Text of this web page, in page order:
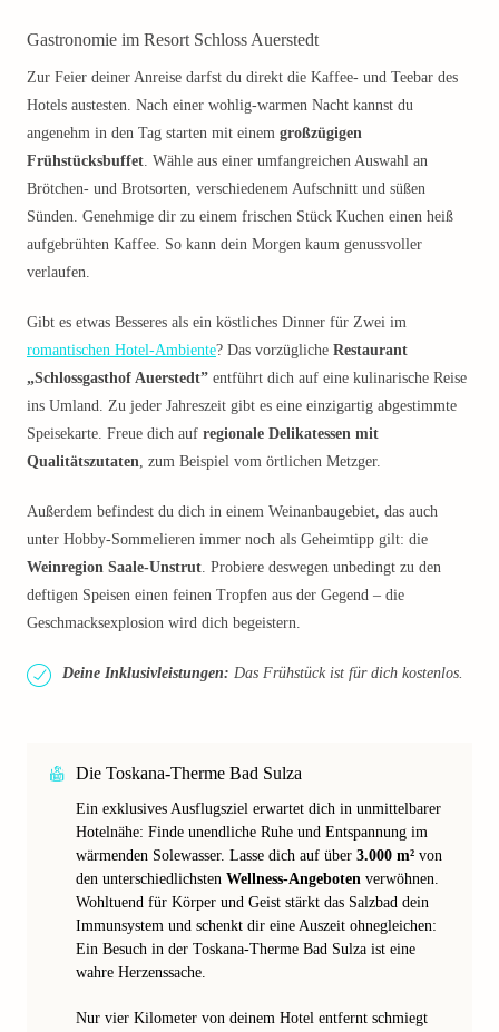
Gastronomie im Resort Schloss Auerstedt
Zur Feier deiner Anreise darfst du direkt die Kaffee- und Teebar des
Hotels austesten. Nach einer wohlig-warmen Nacht kannst du
angenehm in den Tag starten mit einem großzügigen
Frühstücksbuffet. Wähle aus einer umfangreichen Auswahl an
Brötchen- und Brotsorten, verschiedenem Aufschnitt und süßen
Sünden. Genehmige dir zu einem frischen Stück Kuchen einen heiß
aufgebrühten Kaffee. So kann dein Morgen kaum genussvoller
verlaufen.
Gibt es etwas Besseres als ein köstliches Dinner für Zwei im
romantischen Hotel-Ambiente? Das vorzügliche Restaurant
„Schlossgasthof Auerstedt” entführt dich auf eine kulinarische Reise
ins Umland. Zu jeder Jahreszeit gibt es eine einzigartig abgestimmte
Speisekarte. Freue dich auf regionale Delikatessen mit
Qualitätszutaten, zum Beispiel vom örtlichen Metzger.
Außerdem befindest du dich in einem Weinanbaugebiet, das auch
unter Hobby-Sommelieren immer noch als Geheimtipp gilt: die
Weinregion Saale-Unstrut. Probiere deswegen unbedingt zu den
deftigen Speisen einen feinen Tropfen aus der Gegend – die
Geschmacksexplosion wird dich begeistern.
Deine Inklusivleistungen: Das Frühstück ist für dich kostenlos.
Die Toskana-Therme Bad Sulza
Ein exklusives Ausflugsziel erwartet dich in unmittelbarer
Hotelnähe: Finde unendliche Ruhe und Entspannung im
wärmenden Solewasser. Lasse dich auf über 3.000 m² von
den unterschiedlichsten Wellness-Angeboten verwöhnen.
Wohltuend für Körper und Geist stärkt das Salzbad dein
Immunsystem und schenkt dir eine Auszeit ohnegleichen:
Ein Besuch in der Toskana-Therme Bad Sulza ist eine
wahre Herzenssache.
Nur vier Kilometer von deinem Hotel entfernt schmiegt